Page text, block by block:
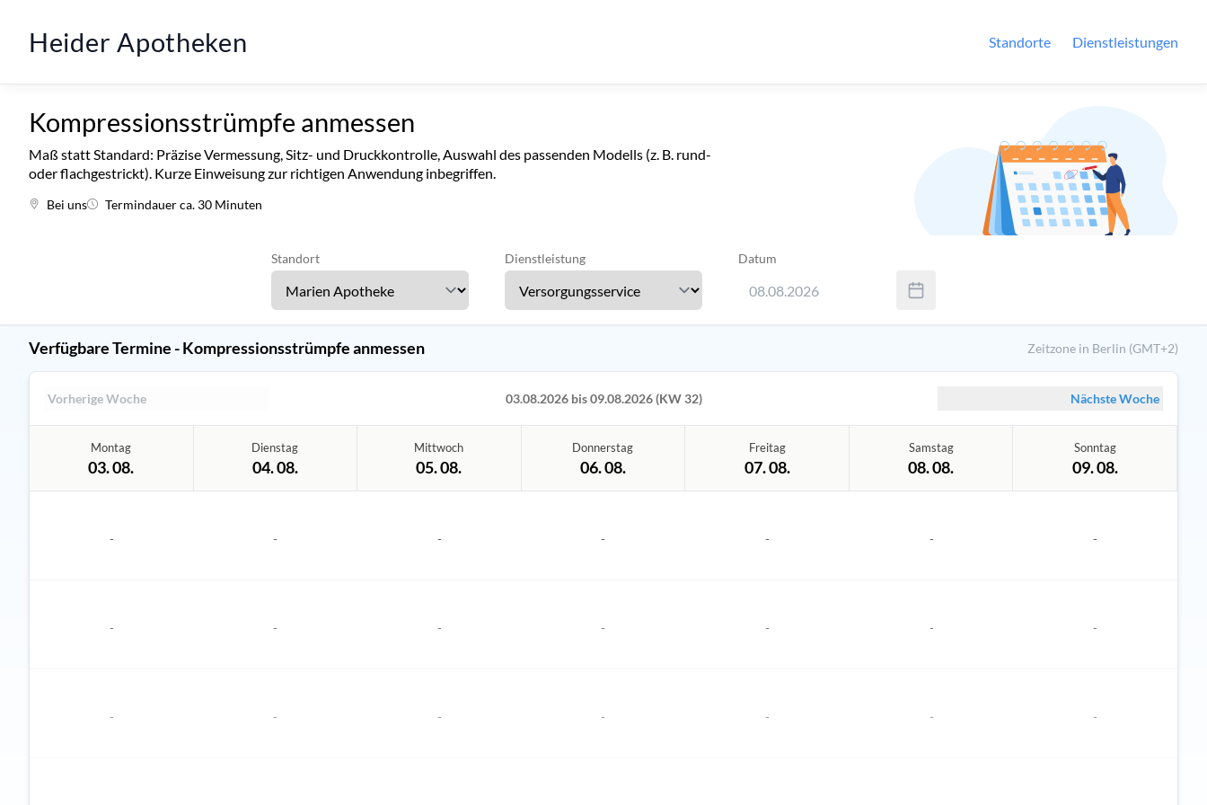
Heider Apotheken Standorte Dienstleistungen
Kompressionsstrümpfe anmessen
Maß statt Standard: Präzise Vermessung, Sitz- und Druckkontrolle, Auswahl des passenden Modells (z. B. rund-
oder flachgestrickt). Kurze Einweisung zur richtigen Anwendung inbegriffen.
Bei uns Termindauer ca. 30 Minuten
Standort Dienstleistung Datum
08.08.2026
Verfügbare Termine - Kompressionsstrümpfe anmessen Zeitzone in Berlin (GMT+2)
Vorherige Woche 03.08.2026 bis 09.08.2026 (KW 32) Nächste Woche
Montag
03. 08.
Dienstag
04. 08.
Mittwoch
05. 08.
Donnerstag
06. 08.
Freitag
07. 08.
Samstag
08. 08.
Sonntag
09. 08.
- - - - - - -
- - - - - - -
- - - - - - -